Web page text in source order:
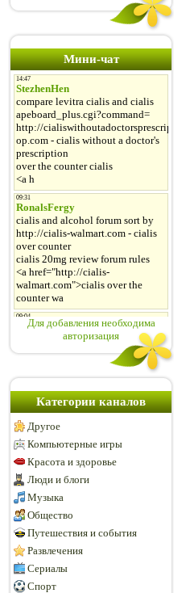
Мини-чат
Для добавления необходима
авторизация
Категории каналов
Другое
Компьютерные игры
Красота и здоровье
Люди и блоги
Музыка
Общество
Путешествия и события
Развлечения
Сериалы
Спорт